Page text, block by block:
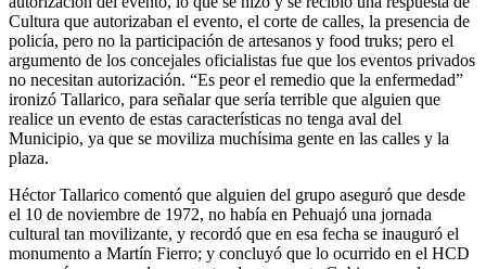
Cultura que autorizaban el evento, el corte de calles, la presencia de
policía, pero no la participación de artesanos y food truks; pero el
argumento de los concejales oficialistas fue que los eventos privados
no necesitan autorización. “Es peor el remedio que la enfermedad”
ironizó Tallarico, para señalar que sería terrible que alguien que
realice un evento de estas características no tenga aval del
Municipio, ya que se moviliza muchísima gente en las calles y la
plaza.
Héctor Tallarico comentó que alguien del grupo aseguró que desde
el 10 de noviembre de 1972, no había en Pehuajó una jornada
cultural tan movilizante, y recordó que en esa fecha se inauguró el
monumento a Martín Fierro; y concluyó que lo ocurrido en el HCD